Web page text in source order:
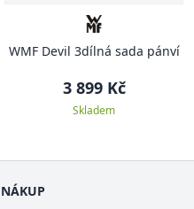
WMF Devil 3dílná sada pánví
3 899 Kč
Skladem
NÁKUP